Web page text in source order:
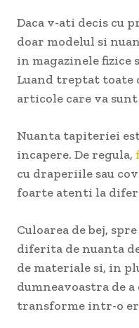
Daca v-ati decis cu
doar modelul si
in magazinele fizice
Luand treptat toate
articole care va sunt
Nuanta tapiteriei
incapere. De regula,
cu draperiile sau
foarte atenti la
Culoarea de bej,
diferita de nuanta
de materiale si, in
dumneavoastra de
transforme intr-o